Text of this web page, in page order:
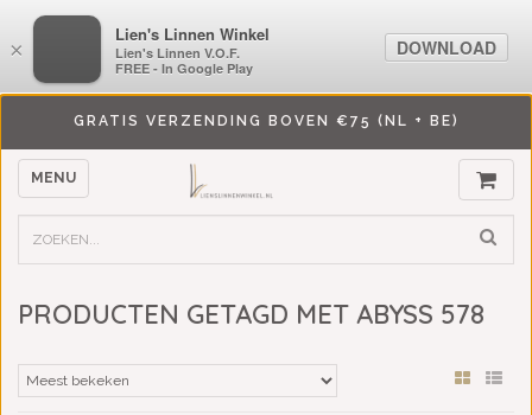
GRATIS VERZENDING BOVEN €75 (NL + BE)
MENU
PRODUCTEN GETAGD MET ABYSS 578
×
LiensLinnenwinkel.nl
Lien's Linnen V.O.F.
FREE - In Google Play
DOWNLOAD
×
Lien's Linnen Winkel
Lien's Linnen V.O.F.
FREE - In Google Play
DOWNLOAD